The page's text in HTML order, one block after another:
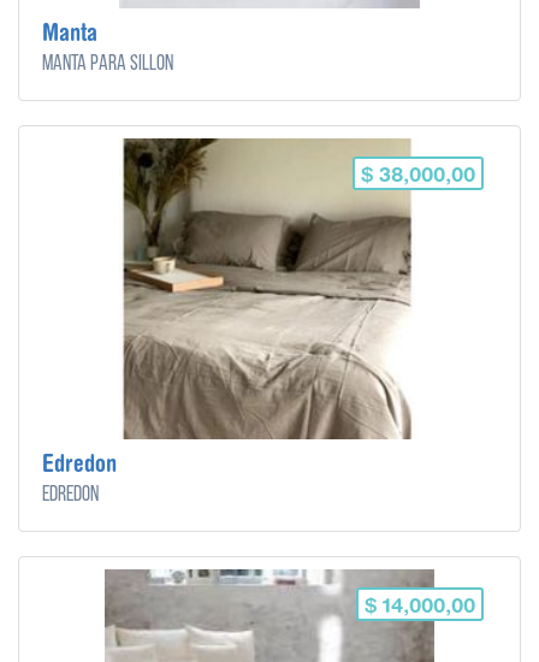
Manta
Manta para sillon
$ 38,000,00
Edredon
Edredon
$ 14,000,00